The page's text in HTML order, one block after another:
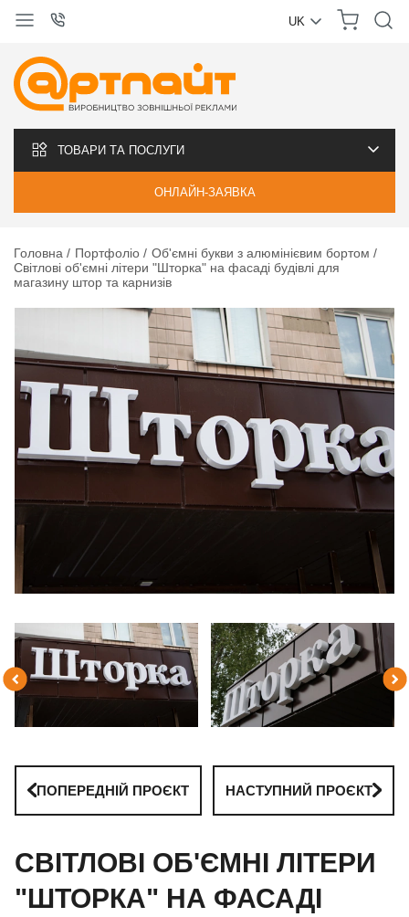
UK
ТОВАРИ ТА ПОСЛУГИ
ОНЛАЙН-ЗАЯВКА
Головна Портфоліо
Об'ємні букви з алюмінієвим бортом
Світлові об'ємні літери "Шторка" на фасаді будівлі для
магазину штор та карнизів
ПОПЕРЕДНІЙ ПРОЄКТ НАСТУПНИЙ ПРОЄКТ
СВІТЛОВІ ОБ'ЄМНІ ЛІТЕРИ
"ШТОРКА" НА ФАСАДІ